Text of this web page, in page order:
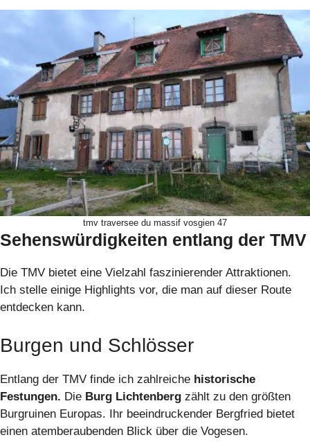
tmv traversee du massif vosgien 47
Sehenswürdigkeiten entlang der TMV
Die TMV bietet eine Vielzahl faszinierender Attraktionen.
Ich stelle einige Highlights vor, die man auf dieser Route
entdecken kann.
Burgen und Schlösser
Entlang der TMV finde ich zahlreiche historische
Festungen. Die Burg Lichtenberg zählt zu den größten
Burgruinen Europas. Ihr beeindruckender Bergfried bietet
einen atemberaubenden Blick über die Vogesen.